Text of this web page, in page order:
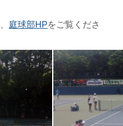
庭球部HPをご覧くださ